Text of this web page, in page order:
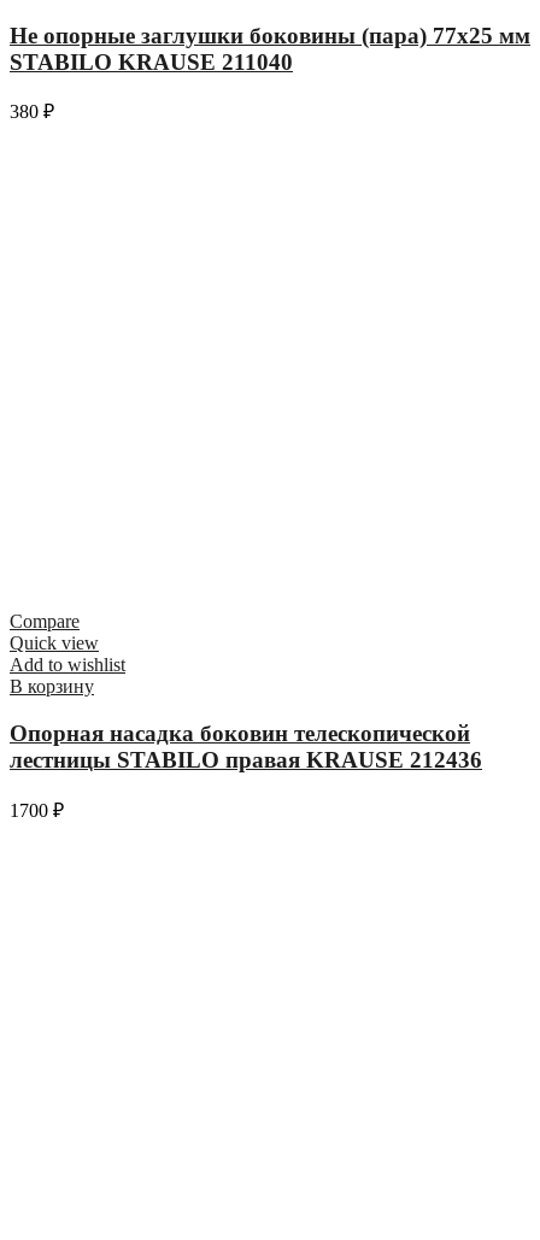
Не опорные заглушки боковины (пара) 77х25 мм
STABILO KRAUSE 211040
380 ₽
Compare
Quick view
Add to wishlist
В корзину
Опорная насадка боковин телескопической
лестницы STABILO правая KRAUSE 212436
1700 ₽